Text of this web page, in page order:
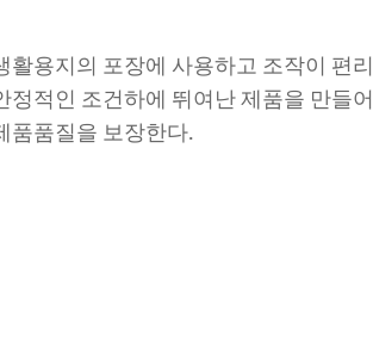
활용지의 포장에 사용하고 조작이 편리
정적인 조건하에 뛰여난 제품을 만들어
품품질을 보장한다.